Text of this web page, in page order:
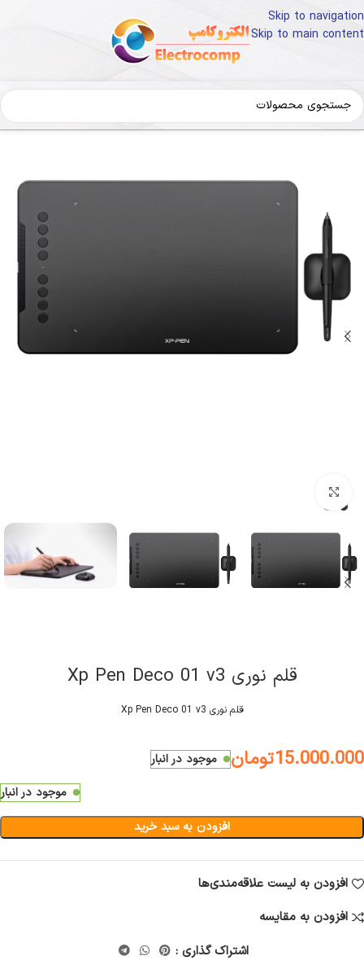
Skip to navigation
Skip to main content
خانه کالای دیجیتال لوازم جانبی کامپیوتر ماوس
قلم نوری Xp Pen Deco 01 v3
قلم نوری Xp Pen Deco 01 v3
15.000.000تومان
موجود در انبار
موجود در انبار
افزودن به سبد خرید
افزودن به لیست علاقه‌مندی‌ها
افزودن به مقایسه
اشتراک گذاری :